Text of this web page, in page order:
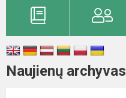
Naujienų archyvas